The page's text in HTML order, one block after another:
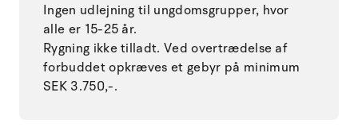
Ingen udlejning til ungdomsgrupper, hvor
alle er 15-25 år.
Rygning ikke tilladt. Ved overtrædelse af
forbuddet opkræves et gebyr på minimum
SEK 3.750,-.